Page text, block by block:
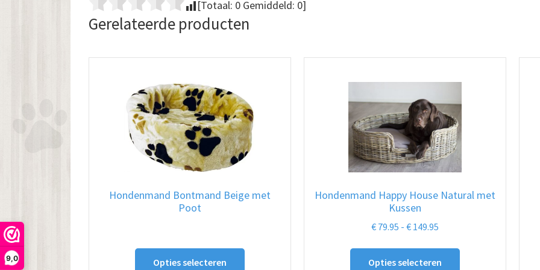
9,0
[Totaal: 0 Gemiddeld: 0]
Gerelateerde producten
Hondenmand Bontmand Beige met
Poot
Opties selecteren
Dit
Hondenmand Happy House Natural met
Kussen
€ 79.95 - € 149.95
Opties selecteren
Dit